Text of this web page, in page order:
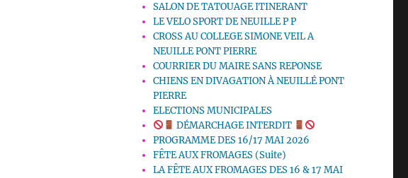
SALON DE TATOUAGE ITINERANT
LE VELO SPORT DE NEUILLE P P
CROSS AU COLLEGE SIMONE VEIL A
NEUILLE PONT PIERRE
COURRIER DU MAIRE SANS REPONSE
CHIENS EN DIVAGATION À NEUILLÉ PONT
PIERRE
ELECTIONS MUNICIPALES
DÉMARCHAGE INTERDIT
PROGRAMME DES 16/17 MAI 2026
FÊTE AUX FROMAGES (Suite)
LA FÊTE AUX FROMAGES DES 16 & 17 MAI